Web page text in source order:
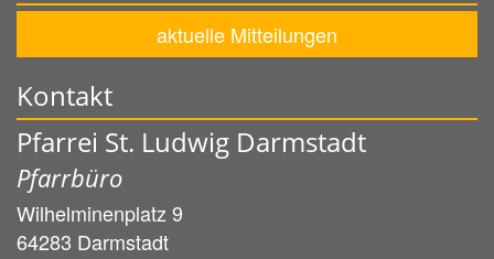
aktuelle Mitteilungen
Kontakt
Pfarrei St. Ludwig Darmstadt
Pfarrbüro
Wilhelminenplatz 9
64283 Darmstadt